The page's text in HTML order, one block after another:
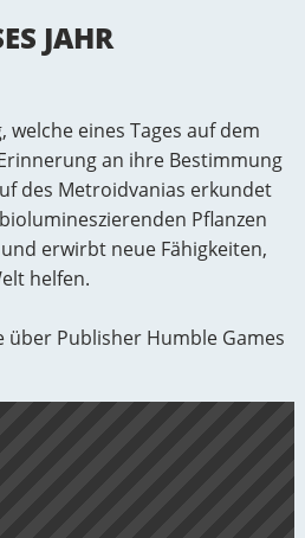
JAHR
eines Tages auf dem
an ihre Bestimmung
des Metroidvanias erkundet
Pflanzen
erwirbt neue Fähigkeiten,
helfen.
über Publisher Humble Games